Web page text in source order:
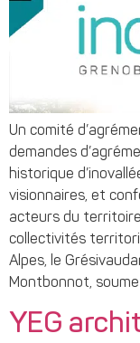
Un comité
demandes
historique
visionnaires, et
acteurs du
collectivités
Alpes, le
Montbonnot,
YEG